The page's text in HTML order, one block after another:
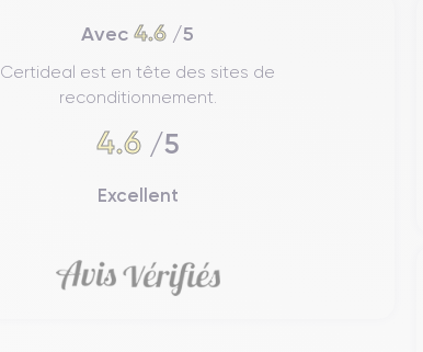
Avec4.6 /5
Certideal est en tête des sites de
reconditionnement.
4.6/5
Excellent